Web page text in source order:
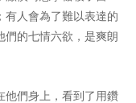
有人會為了難以表達的
的七情六欲，是爽朗
們身上，看到了用鑽